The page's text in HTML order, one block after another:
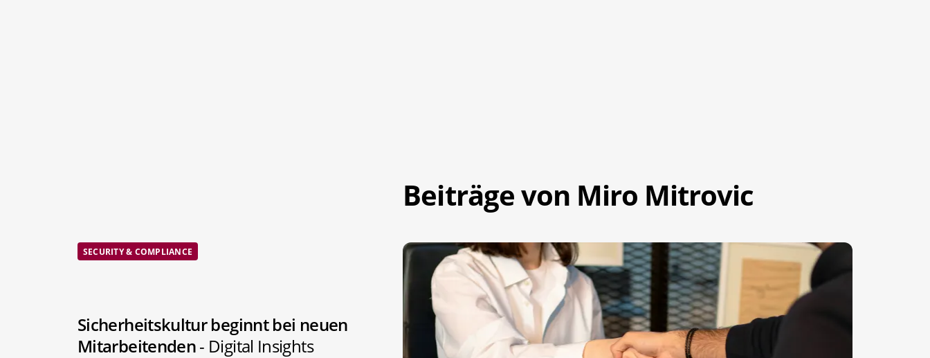
Beiträge von Miro Mitrovic
SECURITY & COMPLIANCE
Sicherheitskultur beginnt bei neuen
Mitarbeitenden- Digital Insights